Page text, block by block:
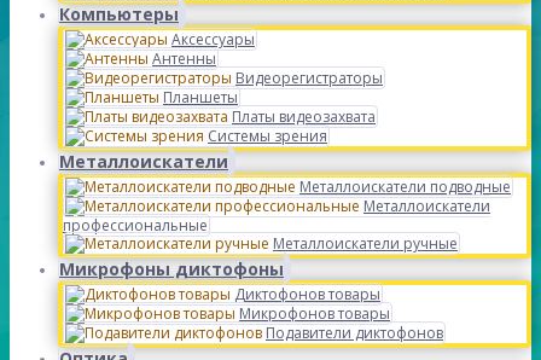
Компьютеры
Аксессуары
Антенны
Видеорегистраторы
Планшеты
Платы видеозахвата
Системы зрения
Металлоискатели
Металлоискатели подводные
Металлоискатели
профессиональные
Металлоискатели ручные
Микрофоны диктофоны
Диктофонов товары
Микрофонов товары
Подавители диктофонов